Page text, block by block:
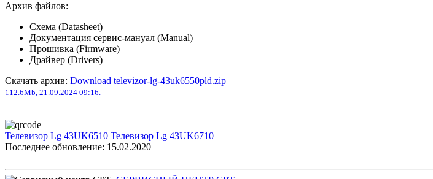
Архив файлов:
Схема (Datasheet)
Документация сервис-мануал (Manual)
Прошивка (Firmware)
Драйвер (Drivers)
Скачать архив: Download televizor-lg-43uk6550pld.zip
112.6Mb, 21.09.2024 09:16.
Телевизор Lg 43UK6510 Телевизор Lg 43UK6710
Последнее обновление: 15.02.2020